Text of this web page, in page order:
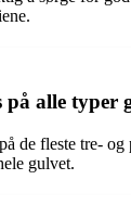
alle typer
de fleste tre-
gulvet.